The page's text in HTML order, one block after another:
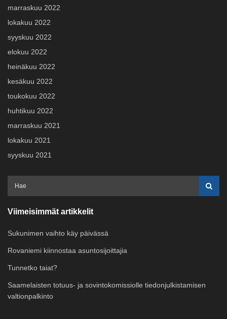
marraskuu 2022
lokakuu 2022
syyskuu 2022
elokuu 2022
heinäkuu 2022
kesäkuu 2022
toukokuu 2022
huhtikuu 2022
marraskuu 2021
lokakuu 2021
syyskuu 2021
Viimeisimmät artikkelit
Sukunimen vaihto käy päivässä
Rovaniemi kiinnostaa asuntosijoittajia
Tunnetko taiat?
Saamelaisten totuus- ja sovintokomissiolle tiedonjulkistamisen
valtionpalkinto